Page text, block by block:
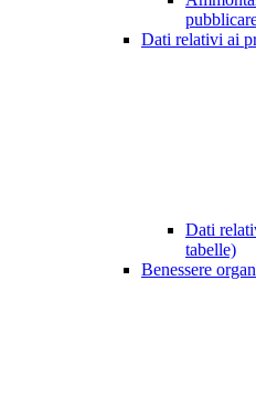
Dati relativi ai
Dati
tabelle)
Benessere